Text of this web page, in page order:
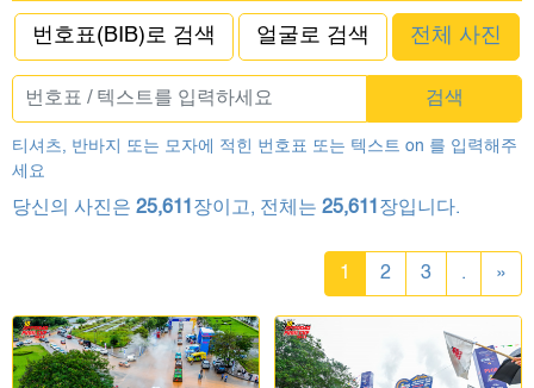
번호표(BIB)로 검색 얼굴로 검색 전체 사진
검색
티셔츠, 반바지 또는 모자에 적힌 번호표 또는 텍스트 on 를 입력해주
세요
당신의 사진은 25,611 장이고, 전체는 25,611 장입니다.
1 2 3 . »